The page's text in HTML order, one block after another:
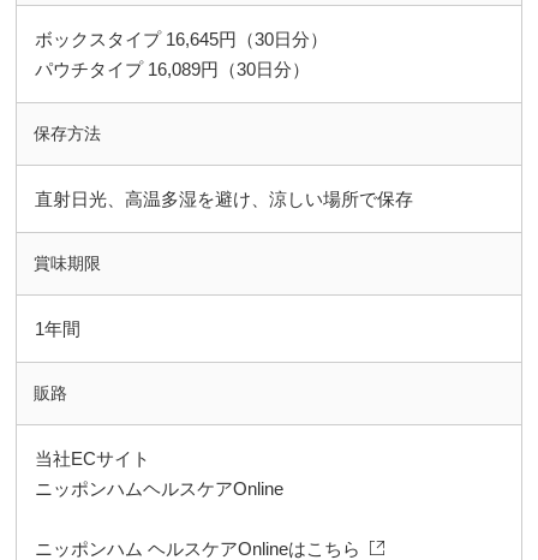
ボックスタイプ 16,645円（30日分）
パウチタイプ 16,089円（30日分）
保存方法
直射日光、高温多湿を避け、涼しい場所で保存
賞味期限
1年間
販路
当社ECサイト
ニッポンハムヘルスケアOnline
ニッポンハム ヘルスケアOnlineはこちら